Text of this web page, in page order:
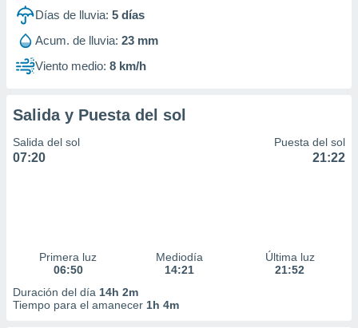
Días de lluvia: 5 días
Acum. de lluvia: 23 mm
Viento medio: 8 km/h
Salida y Puesta del sol
Salida del sol
07:20
Puesta del sol
21:22
Primera luz
06:50
Mediodía
14:21
Última luz
21:52
Duración del día 14h 2m
Tiempo para el amanecer 1h 4m